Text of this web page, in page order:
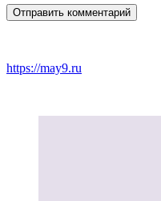
https://may9.ru